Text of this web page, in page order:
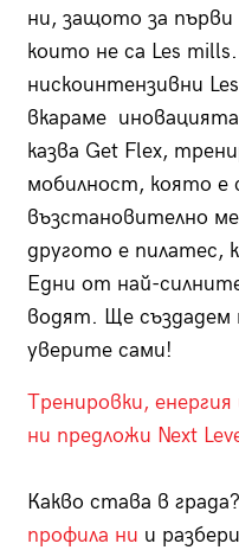
ни, защото за
които не са Les
нискоинтензивни
вкараме
казва Get Flex,
мобилност, която е
възстановително
другото е пилатес,
Едни от най-
водят. Ще създадем
уверите сами!
Тренировки,
ни предложи Next
Какво става в
профила ни и